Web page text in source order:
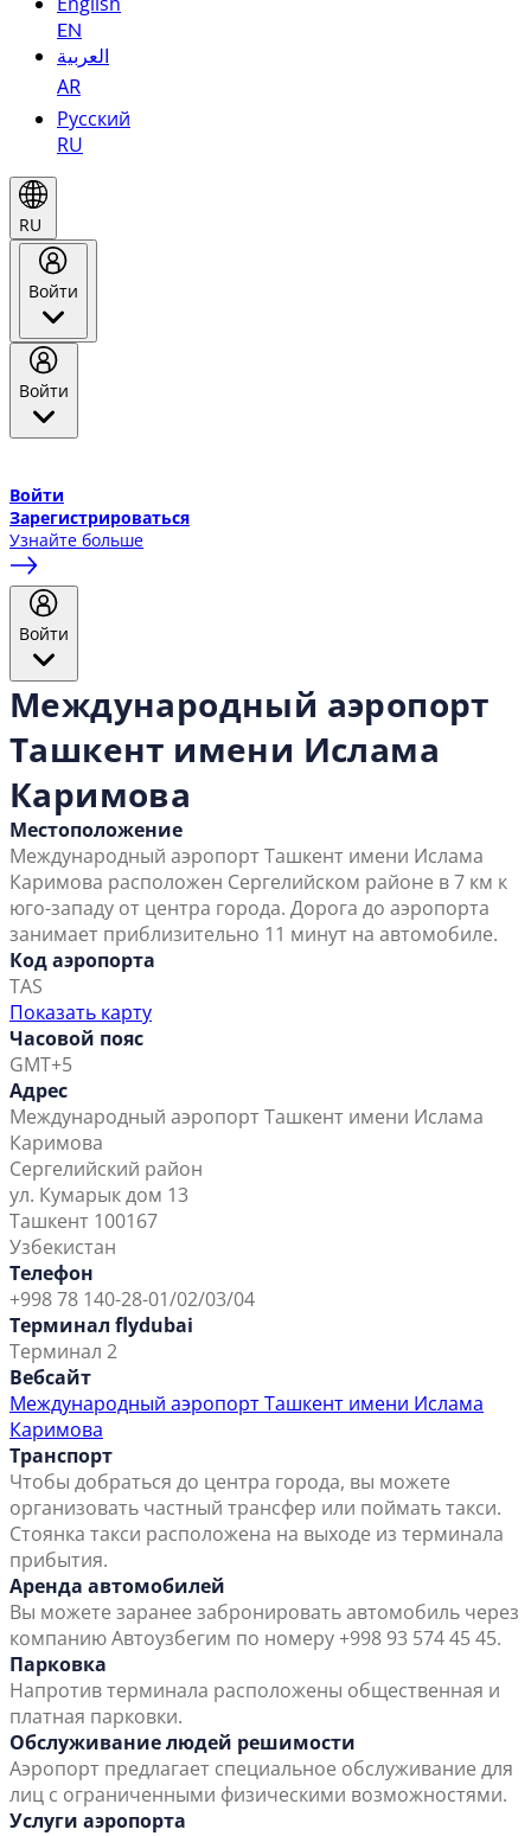
EN
العربية
AR
Русский
RU
RU
Войти
Войти
Войти
Зарегистрироваться
Узнайте больше
Войти
Международный аэропорт
Ташкент имени Ислама
Каримова
Местоположение
Международный аэропорт Ташкент имени Ислама
Каримова расположен Сергелийском районе в 7 км к
юго-западу от центра города. Дорога до аэропорта
занимает приблизительно 11 минут на автомобиле.
Код аэропорта
TAS
Показать карту
Часовой пояс
GMT+5
Адрес
Международный аэропорт Ташкент имени Ислама
Каримова
Сергелийский район
ул. Кумарык дом 13
Ташкент 100167
Узбекистан
Телефон
+998 78 140-28-01/02/03/04
Терминал flydubai
Терминал 2
Вебсайт
Международный аэропорт Ташкент имени Ислама
Каримова
Транспорт
Чтобы добраться до центра города, вы можете
организовать частный трансфер или поймать такси.
Стоянка такси расположена на выходе из терминала
прибытия.
Аренда автомобилей
Вы можете заранее забронировать автомобиль через
компанию Автоузбегим по номеру +998 93 574 45 45.
Парковка
Напротив терминала расположены общественная и
платная парковки.
Обслуживание людей решимости
Аэропорт предлагает специальное обслуживание для
лиц с ограниченными физическими возможностями.
Услуги аэропорта